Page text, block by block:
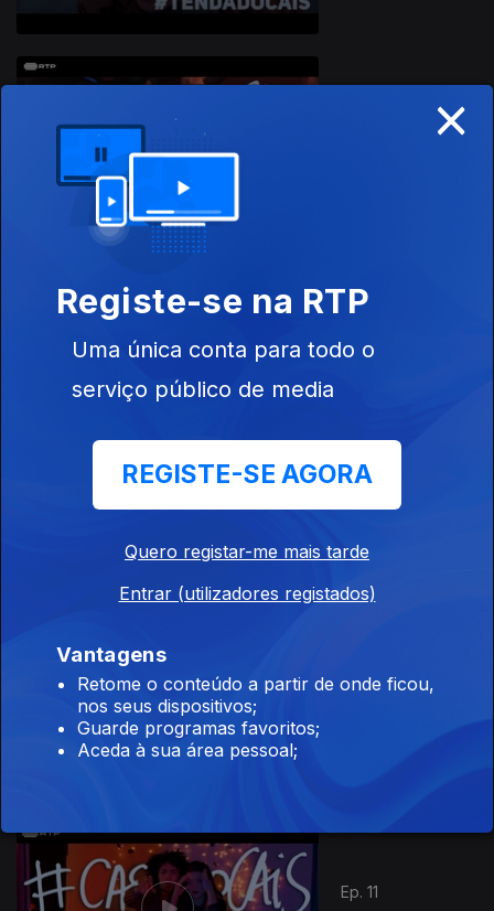
Ep. 8
#Loladas
Ep. 9
#Bloopers
Ep. 11
338020
×
Registe-se na RTP
Uma única conta para todo o
serviço público de media
REGISTE-SE AGORA
Quero registar-me mais tarde
Entrar (utilizadores registados)
Vantagens
Retome o conteúdo a partir de onde ficou,
nos seus dispositivos;
Guarde programas favoritos;
Aceda à sua área pessoal;